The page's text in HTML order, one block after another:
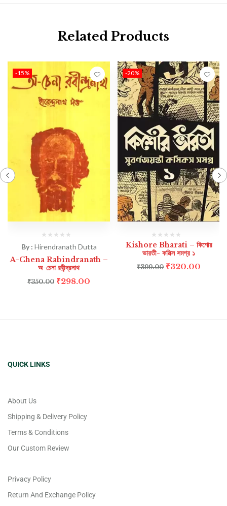
Related Products
-15%
By : Hirendranath Dutta
A-Chena Rabindranath –
অ-চেনা রবীন্দ্রনাথ
₹350.00 ₹298.00
-20%
Kishore Bharati – কিশোর
ভারতী- কমিক্স সমগ্র ১
₹399.00 ₹320.00
QUICK LINKS
About Us
Shipping & Delivery Policy
Terms & Conditions
Our Custom Review
Privacy Policy
Return And Exchange Policy